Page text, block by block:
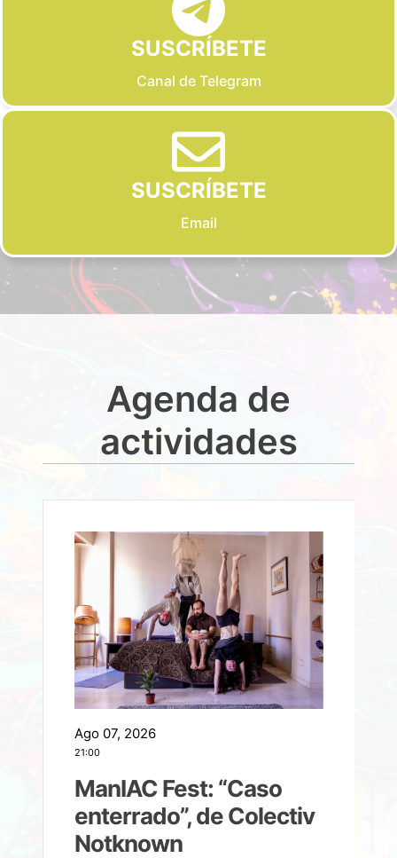
SUSCRÍBETE
Canal de Telegram
SUSCRÍBETE
Email
Agenda de
actividades
Ago 07, 2026
21:00
ManIAC Fest: “Caso
enterrado”, de Colectiv
Notknown